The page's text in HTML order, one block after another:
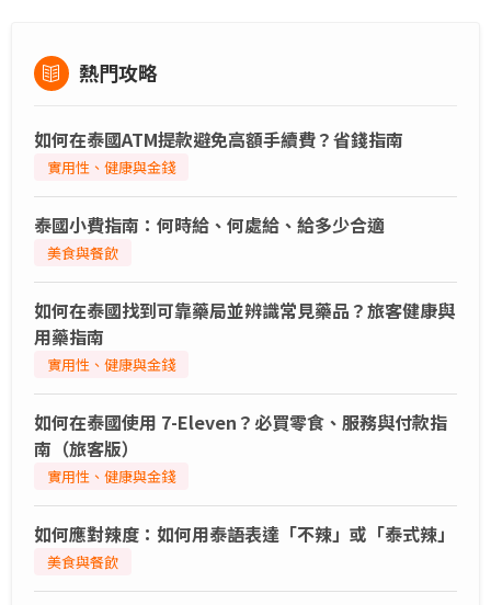
熱門攻略
如何在泰國ATM提款避免高額手續費？省錢指南
實用性、健康與金錢
泰國小費指南：何時給、何處給、給多少合適
美食與餐飲
如何在泰國找到可靠藥局並辨識常見藥品？旅客健康與
用藥指南
實用性、健康與金錢
如何在泰國使用 7-Eleven？必買零食、服務與付款指
南（旅客版）
實用性、健康與金錢
如何應對辣度：如何用泰語表達「不辣」或「泰式辣」
美食與餐飲